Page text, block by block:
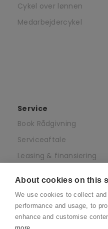
Cykel over lønnen
Medarbejdercykel
Service
Book Rådgivning
Serviceaftale
Leasing & finansiering
af elcykler
About cookies on this
We use cookies to collect
performance and usage, to
enhance and customise